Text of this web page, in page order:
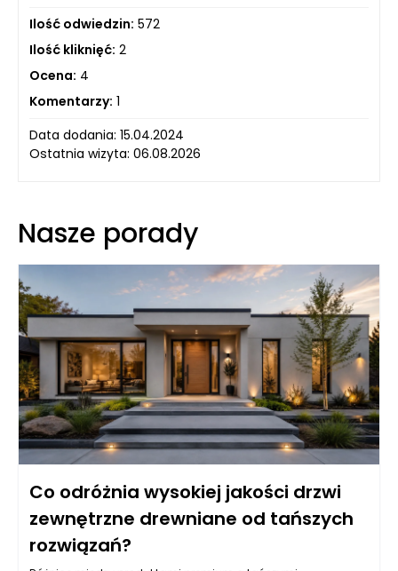
Ilość odwiedzin: 572
Ilość kliknięć: 2
Ocena: 4
Komentarzy: 1
Data dodania: 15.04.2024
Ostatnia wizyta: 06.08.2026
Nasze porady
Co odróżnia wysokiej jakości drzwi
zewnętrzne drewniane od tańszych
rozwiązań?